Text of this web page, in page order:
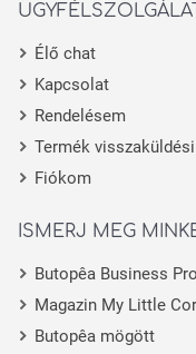
ÜGYFÉLSZOLGÁLAT
Élő chat
Kapcsolat
Rendelésem
Termék
Fiókom
ISMERJ MEG
Butopêa Business
Magazin My Little
Butopêa mögött